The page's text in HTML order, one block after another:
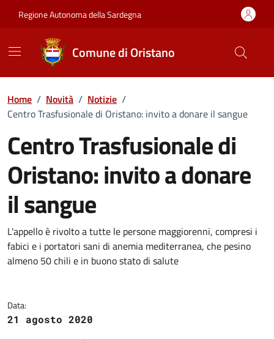
Regione Autonoma della Sardegna
Comune di Oristano
Home / Novità / Notizie /
Centro Trasfusionale di Oristano: invito a donare il sangue
Centro Trasfusionale di
Oristano: invito a donare
il sangue
Dettagli della notizia
L'appello è rivolto a tutte le persone maggiorenni, compresi i
fabici e i portatori sani di anemia mediterranea, che pesino
almeno 50 chili e in buono stato di salute
Data:
21 agosto 2020